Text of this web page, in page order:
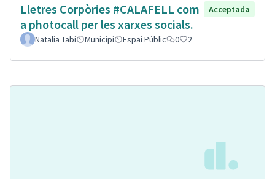
Lletres Corpòries #CALAFELL com
a photocall per les xarxes socials.
Acceptada
Natalia Tabi Municipi Espai Públic 0 2